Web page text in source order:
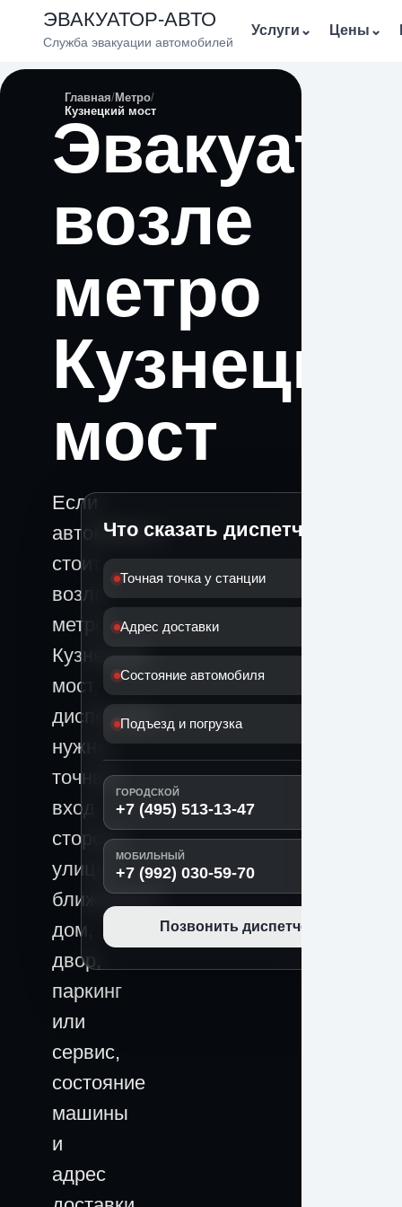
ЭВАКУАТОР-АВТО
Служба эвакуации автомобилей
Услуги ⌄ Цены ⌄
Главная Метро
Кузнецкий мост
возле
метро
мост
Если
автомобиль
стоит
возле
метро
Кузнецкий
мост,
диспетчеру
нужны
точный
вход,
сторона
улицы,
ближайший
дом,
двор,
паркинг
или
сервис,
состояние
машины
и
адрес
Что сказать диспетчеру
Точная точка у станции
Адрес доставки
Состояние автомобиля
Подъезд и погрузка
ГОРОДСКОЙ
+7 (495) 513-13-47
МОБИЛЬНЫЙ
+7 (992) 030-59-70
Позвонить диспетчеру